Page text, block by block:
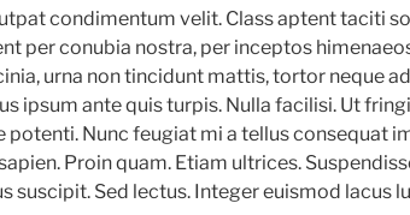
condimentum velit. Class aptent taciti
per conubia nostra, per inceptos
urna non tincidunt mattis, tortor neque
ipsum ante quis turpis. Nulla facilisi. Ut
potenti. Nunc feugiat mi a tellus consequat
Proin quam. Etiam ultrices.
suscipit. Sed lectus. Integer euismod lacus